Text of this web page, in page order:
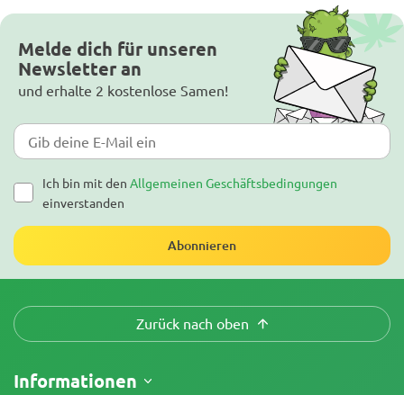
Melde dich für unseren
Newsletter an
und erhalte 2 kostenlose Samen!
Ich bin mit den Allgemeinen Geschäftsbedingungen
einverstanden
Abonnieren
Zurück nach oben
Informationen